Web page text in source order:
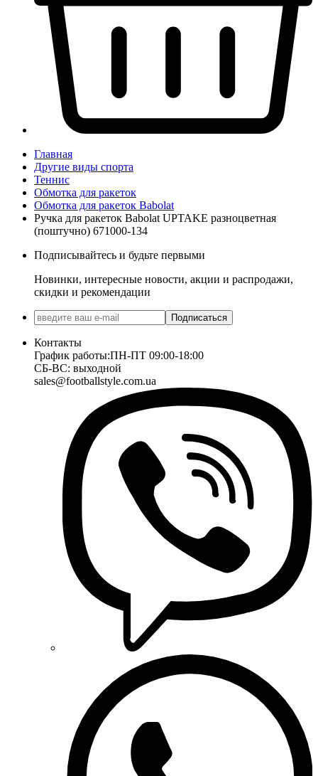
Главная
Другие виды спорта
Теннис
Обмотка для ракеток
Обмотка для ракеток Babolat
Ручка для ракеток Babolat UPTAKE разноцветная
(поштучно) 671000-134
Подписывайтесь и будьте первыми
Новинки, интересные новости, акции и распродажи,
скидки и рекомендации
Подписаться
Контакты
График работы:ПН-ПТ 09:00-18:00
СБ-ВС: выходной
sales@footballstyle.com.ua